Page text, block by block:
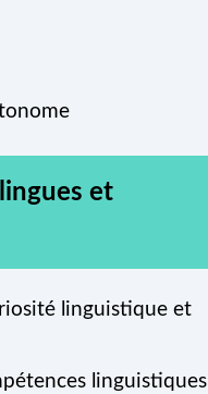
et
linguistique et
linguistiques